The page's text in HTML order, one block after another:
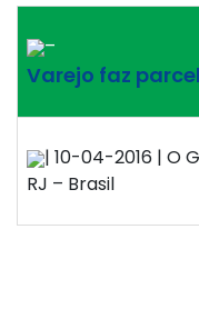
–
Varejo faz
| 10-04-2016 | O
RJ – Brasil